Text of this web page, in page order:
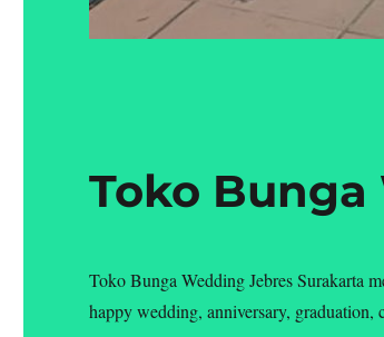
Toko
Toko Bunga Wedding Jebres Surakarta
happy wedding, anniversary, graduation,